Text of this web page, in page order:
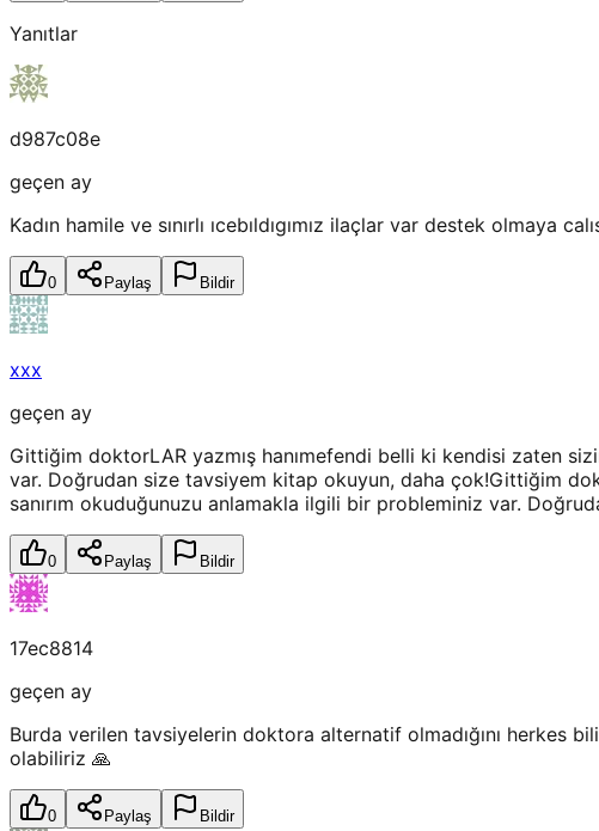
Yanıtlar
d987c08e
geçen ay
Kadın hamile ve sınırlı ıcebıldıgımız ilaçlar var destek olmaya
0 Paylaş Bildir
xxx
geçen ay
Gittiğim doktorLAR yazmış hanımefendi belli ki kendisi zaten
var. Doğrudan size tavsiyem kitap okuyun, daha çok!Gittiğim
sanırım okuduğunuzu anlamakla ilgili bir probleminiz var.
0 Paylaş Bildir
17ec8814
geçen ay
Burda verilen tavsiyelerin doktora alternatif olmadığını herkes
olabiliriz 🙏
0 Paylaş Bildir